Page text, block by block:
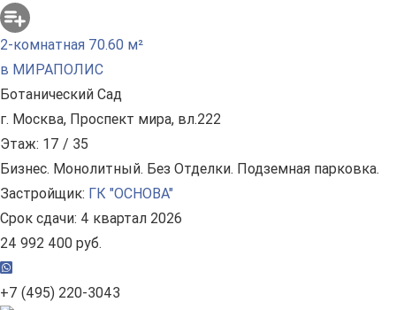
2-комнатная 70.60 м²
в МИРАПОЛИС
Ботанический Сад
г. Москва, Проспект мира, вл.222
Этаж: 17 / 35
Бизнес. Монолитный. Без Отделки. Подземная парковка.
Застройщик: ГК "ОСНОВА"
Срок сдачи: 4 квартал 2026
24 992 400 руб.
+7 (495) 220-3043